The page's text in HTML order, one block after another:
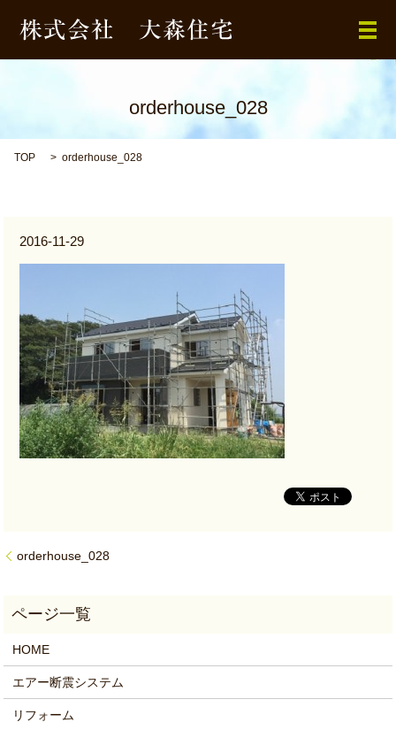
メ
orderhouse_028
TOP orderhouse_028
2016-11-29
orderhouse_028
HOME
エアー断震システム
リフォーム